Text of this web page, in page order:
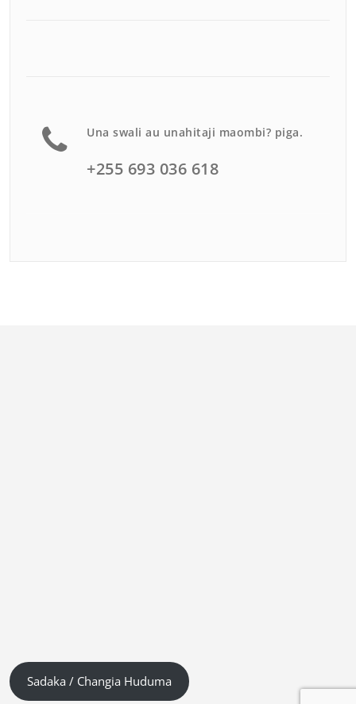
Una swali au unahitaji maombi? piga.
+255 693 036 618
Sadaka / Changia Huduma